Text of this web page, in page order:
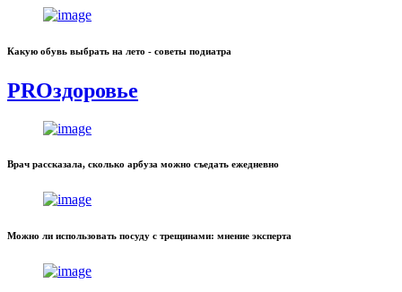
Какую обувь выбрать на лето - советы подиатра
PROздоровье
Врач рассказала, сколько арбуза можно съедать ежедневно
Можно ли использовать посуду с трещинами: мнение эксперта